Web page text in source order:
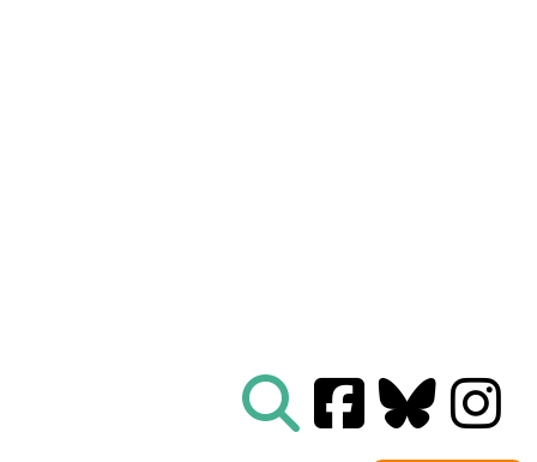
CS 70457
69336 LYON CEDEX 09